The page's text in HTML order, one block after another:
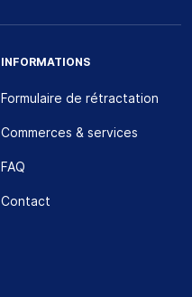
INFORMATIONS
Formulaire de rétractation
Commerces & services
FAQ
Contact